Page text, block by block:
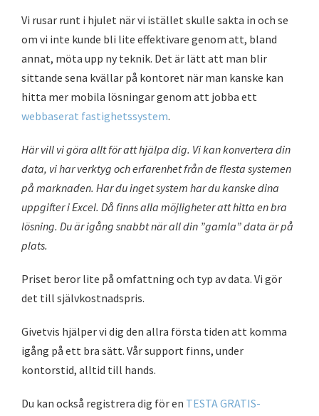
Vi rusar runt i hjulet när vi istället skulle sakta in och se
om vi inte kunde bli lite effektivare genom att, bland
annat, möta upp ny teknik. Det är lätt att man blir
sittande sena kvällar på kontoret när man kanske kan
hitta mer mobila lösningar genom att jobba ett
webbaserat fastighetssystem.
Här vill vi göra allt för att hjälpa dig. Vi kan konvertera din
data, vi har verktyg och erfarenhet från de flesta systemen
på marknaden. Har du inget system har du kanske dina
uppgifter i Excel. Då finns alla möjligheter att hitta en bra
lösning. Du är igång snabbt när all din ”gamla” data är på
plats.
Priset beror lite på omfattning och typ av data. Vi gör
det till självkostnadspris.
Givetvis hjälper vi dig den allra första tiden att komma
igång på ett bra sätt. Vår support finns, under
kontorstid, alltid till hands.
Du kan också registrera dig för en TESTA GRATIS-